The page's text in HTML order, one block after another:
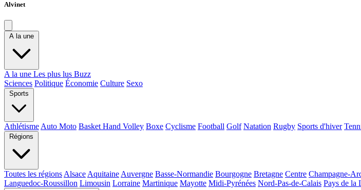
Alvinet
A la une
A la une Les plus lus Buzz
Sciences Politique Économie Culture Sexo
Sports
Athlétisme Auto Moto Basket Hand Volley Boxe Cyclisme Football Golf Natation Rugby Sports d'hiver
Régions
Toutes les régions Alsace Aquitaine Auvergne Basse-Normandie Bourgogne Bretagne Centre Champagne-
Languedoc-Roussillon Limousin Lorraine Martinique Mayotte Midi-Pyrénées Nord-Pas-de-Calais Pays de la